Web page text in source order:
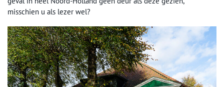
misschien u als lezer wel?